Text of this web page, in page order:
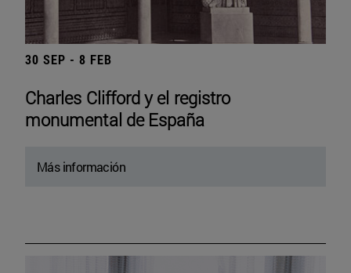
30 SEP - 8 FEB
Charles Clifford y el registro
monumental de España
Más información